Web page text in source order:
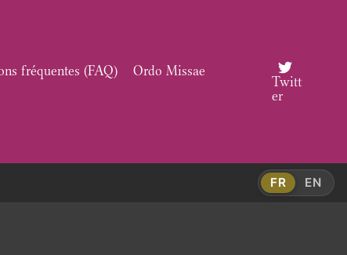
fréquentes (FAQ)
Ordo Missae
Twitt
er
FR EN